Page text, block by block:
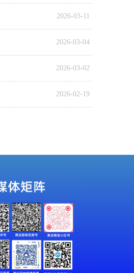
2026-03-11
2026-03-04
2026-03-02
2026-02-19